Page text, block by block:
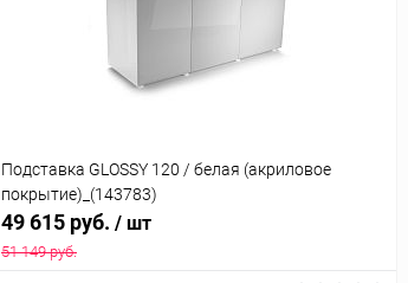
Подставка GLOSSY 120 / белая (акриловое
покрытие)_(143783)
49 615 руб. / шт
51 149 руб.